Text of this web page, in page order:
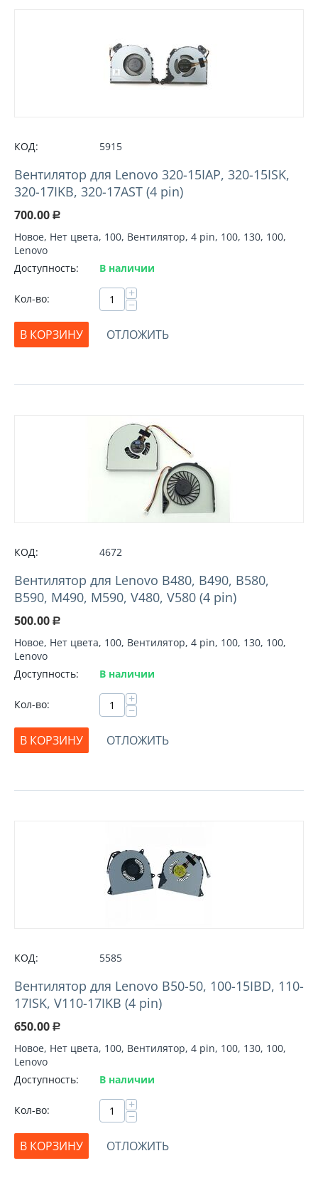
КОД: 5915
Вентилятор для Lenovo 320-15IAP, 320-15ISK,
320-17IKB, 320-17AST (4 pin)
700.00 Р
Новое, Нет цвета, 100, Вентилятор, 4 pin, 100, 130, 100,
Lenovo
Доступность:
В наличии
Кол-во: +
−
В КОРЗИНУ
ОТЛОЖИТЬ
КОД: 4672
Вентилятор для Lenovo B480, B490, B580,
B590, M490, M590, V480, V580 (4 pin)
500.00 Р
Новое, Нет цвета, 100, Вентилятор, 4 pin, 100, 130, 100,
Lenovo
Доступность:
В наличии
Кол-во: +
−
В КОРЗИНУ
ОТЛОЖИТЬ
КОД: 5585
Вентилятор для Lenovo B50-50, 100-15IBD, 110-
17ISK, V110-17IKB (4 pin)
650.00 Р
Новое, Нет цвета, 100, Вентилятор, 4 pin, 100, 130, 100,
Lenovo
Доступность:
В наличии
Кол-во: +
−
В КОРЗИНУ
ОТЛОЖИТЬ